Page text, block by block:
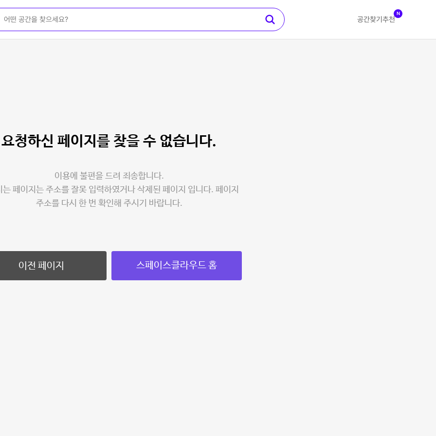
공간찾기 추천
N
요청하신 페이지를 찾을 수 없습니다.
이용에 불편을 드려 죄송합니다.
는 페이지는 주소를 잘못 입력하였거나 삭제된 페이지 입니다. 페이지
주소를 다시 한 번 확인해 주시기 바랍니다.
이전 페이지 스페이스클라우드 홈